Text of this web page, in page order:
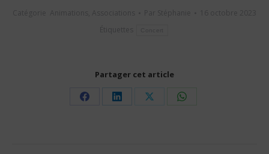
Partager cet article
Share
Share
Share
Share